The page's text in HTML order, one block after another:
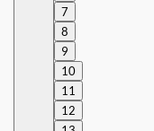
7
8
9
10
11
12